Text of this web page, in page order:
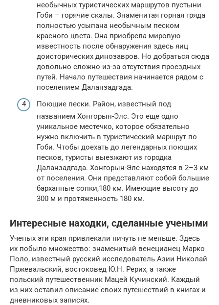
необычных туристических маршрутов пустыни
Гоби – горячие скалы. Знаменитая горная гряда
полностью усыпана необычным песком
красного цвета. Она приобрела мировую
известность после обнаружения здесь яиц
доисторических динозавров. Но добраться сюда
довольно сложно из-за отсутствия проездных
путей. Начало путешествия начинается рядом с
поселением Даланзадгада.
Поющие пески. Район, известный под
названием Хонгорын-Элс. Это еще одно
уникальное местечко, которое обязательно
нужно включить в туристический маршрут по
Гоби. Чтобы доехать до легендарных поющих
песков, туристы выезжают из городка
Даланзадгада. Хонгорын-Элс находятся в 2–3 км
от поселения. Они представляют собой большие
барханные сопки,180 км. Имеющие высоту до
300 м и протяженность 180 км.
Интересные находки, сделанные учеными
Ученых эти края привлекали ничуть не меньше. Здесь
их побыло множество: знаменитый венецианец Марко
Поло, известный русский исследователь Азии Николай
Пржевальский, востоковед Ю.Н. Рерих, а также
польский путешественник Мацей Кучинский. Каждый
из них оставил описание своих путешествий в книгах и
дневниковых записях.